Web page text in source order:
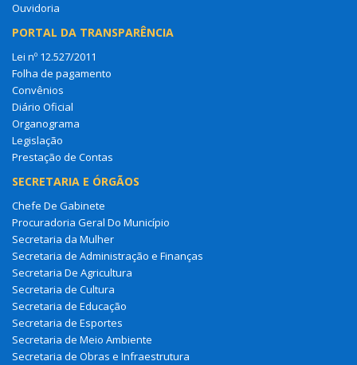
Ouvidoria
PORTAL DA TRANSPARÊNCIA
Lei nº 12.527/2011
Folha de pagamento
Convênios
Diário Oficial
Organograma
Legislação
Prestação de Contas
SECRETARIA E ÓRGÃOS
Chefe De Gabinete
Procuradoria Geral Do Município
Secretaria da Mulher
Secretaria de Administração e Finanças
Secretaria De Agricultura
Secretaria de Cultura
Secretaria de Educação
Secretaria de Esportes
Secretaria de Meio Ambiente
Secretaria de Obras e Infraestrutura